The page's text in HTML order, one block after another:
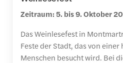
Zeitraum: 5. bis 9. Oktober
Das Weinlesefest in
Feste der Stadt, das von
Menschen besucht wird. Bei